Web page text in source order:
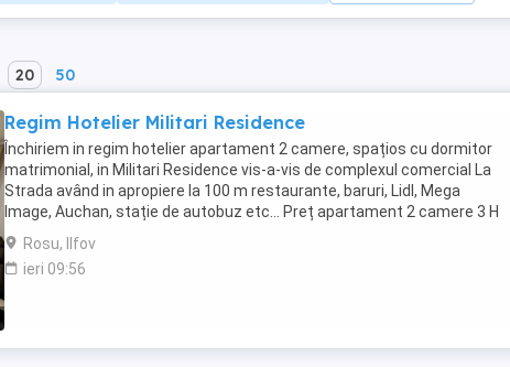
20 50
Regim Hotelier Militari Residence
Închiriem in regim hotelier apartament 2 camere, spațios cu dormitor
matrimonial, in Militari Residence vis-a-vis de complexul comercial La
Strada având in apropiere la 100 m restaurante, baruri, Lidl, Mega
Image, Auchan, stație de autobuz etc... Preț apartament 2 camere 3 H
200 lei 24 H 250 ...
Rosu, Ilfov
ieri 09:56